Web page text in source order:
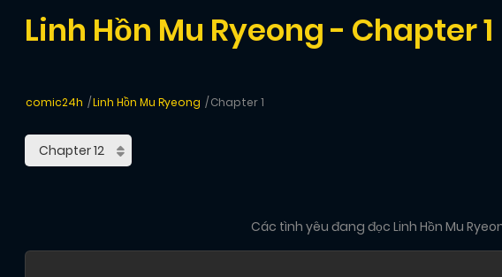
Linh Hồn Mu Ryeong - Chapter 1
comic24h Linh Hồn Mu Ryeong Chapter 1
Các tình yêu đang đọc Linh Hồn Mu